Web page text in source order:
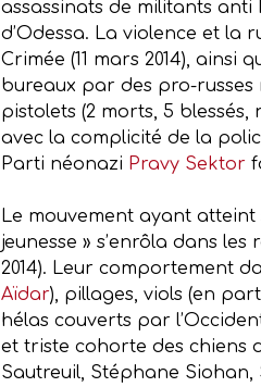
assassinats de militants
d’Odessa. La violence et
Crimée (11 mars 2014),
bureaux par des pro-russes
pistolets (2 morts, 5
avec la complicité de la
Parti néonazi Pravy Sektor
Le mouvement ayant atteint
jeunesse » s’enrôla dans
2014). Leur comportement
Aïdar), pillages, viols (en
hélas couverts par
et triste cohorte des chiens
Sautreuil, Stéphane Siohan,